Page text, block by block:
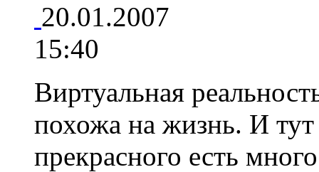
20.01.2007
15:40
Виртуальная
похожа на жизнь. И
прекрасного есть